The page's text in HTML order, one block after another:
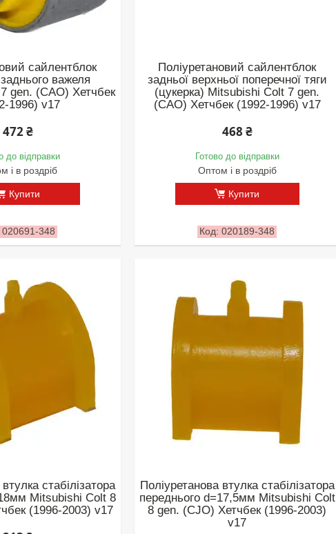
сайлентблок
важеля
gen. (CAO) Хетчбек
1996) v17
472 ₴
до відправки
і в роздріб
Купити
020691-348
Поліуретановий сайлентблок
задньої верхньої поперечної тяги
(цукерка) Mitsubishi Colt 7 gen.
(CAO) Хетчбек (1992-1996) v17
468 ₴
Готово до відправки
Оптом і в роздріб
Купити
020189-348
стабілізатора
Mitsubishi Colt 8
(1996-2003) v17
Поліуретанова втулка стабілізатора
переднього d=17,5мм Mitsubishi Colt
8 gen. (CJO) Хетчбек (1996-2003)
v17